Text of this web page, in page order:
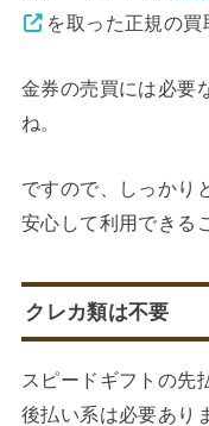
を取った正規の買
金券の売買には必要
ね。
ですので、しっかり
安心して利用できる
クレカ類は不要
スピードギフトの先
後払い系は必要あり